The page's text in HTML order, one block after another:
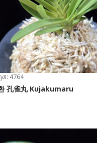
4764
孔雀丸 Kujakumaru